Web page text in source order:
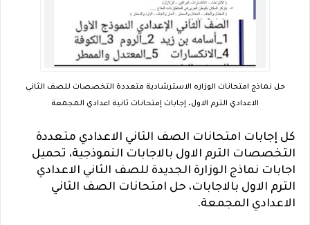
حل نماذج امتحانات الوزاره الاسترشادية متعددة التخصصات للصف الثاني
الاعدادي الترم الاول، إجابات إمتحانات ثانية اعدادي المجمعة
كل إجابات امتحانات الصف الثاني الاعدادي متعددة
التخصصات الترم الاول بالاجابات النموذجية، تحميل
اجابات نماذج الوزارة الجديدة للصف الثاني الاعدادي
الترم الاول بالاجابات، حل امتحانات الصف الثاني
الاعدادي المجمعة.